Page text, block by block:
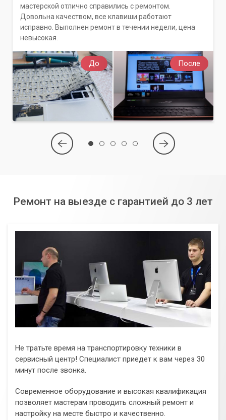
До После
мастерской отлично справились с ремонтом.
Довольна качеством, все клавиши работают
исправно. Выполнен ремонт в течении недели, цена
невысокая.
Ремонт на выезде с гарантией до 3 лет
Не тратьте время на транспортировку техники в
сервисный центр! Специалист приедет к вам через 30
минут после звонка.
Современное оборудование и высокая квалификация
позволяет мастерам проводить сложный ремонт и
настройку на месте быстро и качественно.